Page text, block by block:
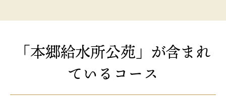
「本郷給水所公苑」が含まれ
ているコース